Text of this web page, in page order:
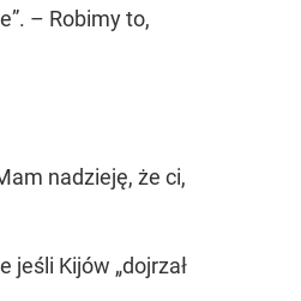
– Robimy to,
nadzieję, że ci,
jeśli Kijów „dojrzał